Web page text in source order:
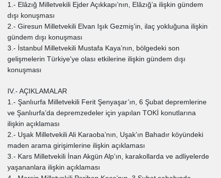
1.- Elâzığ Milletvekili Ejder Açıkkapı’nın, Elâzığ’a ilişkin gündem
dışı konuşması
2.- Giresun Milletvekili Elvan Işık Gezmiş’in, ilaç yokluğuna ilişkin
gündem dışı konuşması
3.- İstanbul Milletvekili Mustafa Kaya’nın, bölgedeki son
gelişmelerin Türkiye'ye olası etkilerine ilişkin gündem dışı
konuşması
IV.- AÇIKLAMALAR
1.- Şanlıurfa Milletvekili Ferit Şenyaşar’ın, 6 Şubat depremlerine
ve Şanlıurfa’da depremzedeler için yapılan TOKİ konutlarına
ilişkin açıklaması
2.- Uşak Milletvekili Ali Karaoba’nın, Uşak’ın Bahadır köyündeki
maden arama girişimlerine ilişkin açıklaması
3.- Kars Milletvekili İnan Akgün Alp’ın, karakollarda ve adliyelerde
yaşananlara ilişkin açıklaması